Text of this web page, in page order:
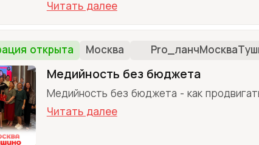
Читать далее
открыта Москва
Медийность без бюджета
Медийность без бюджета - как
Читать далее